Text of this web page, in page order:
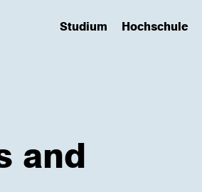
Studium
(has submenu)Hochschule
(has
and